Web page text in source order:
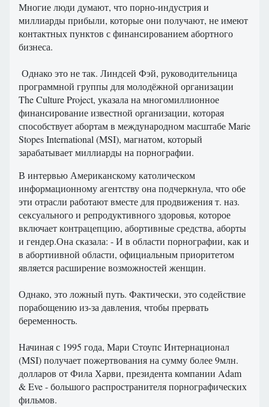
Многие люди думают, что порно-индустрия и
миллиарды прибыли, которые они получают, не имеют
контактных пунктов с финансированием абортного
бизнеса.
Однако это не так. Линдсей Фэй, руководительница
программной группы для молодёжной организации
The Culture Project, указала на многомиллионное
финансирование известной организации, которая
способствует абортам в международном масштабе Marie
Stopes International (MSI), магнатом, который
зарабатывает миллиарды на порнографии.
В интервью Американскому католическом
информационному агентству она подчеркнула, что обе
эти отрасли работают вместе для продвижения т. наз.
сексуального и репродуктивного здоровья, которое
включает контрацепцию, абортивные средства, аборты
и гендер.Она сказала: - И в области порнографии, как и
в абортиивной области, официальным приоритетом
является расширение возможностей женщин.
Однако, это ложный путь. Фактически, это содействие
порабощению из-за давления, чтобы прервать
беременность.
Начиная с 1995 года, Мари Стоупс Интернационал
(MSI) получает пожертвования на сумму более 9млн.
долларов от Фила Харви, президента компании Adam
& Eve - большого распространителя порнографических
фильмов.